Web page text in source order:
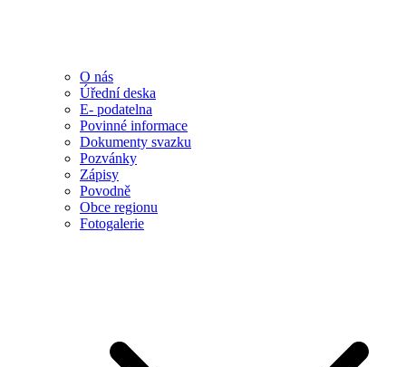
O nás
Úřední deska
E- podatelna
Povinné informace
Dokumenty svazku
Pozvánky
Zápisy
Povodně
Obce regionu
Fotogalerie